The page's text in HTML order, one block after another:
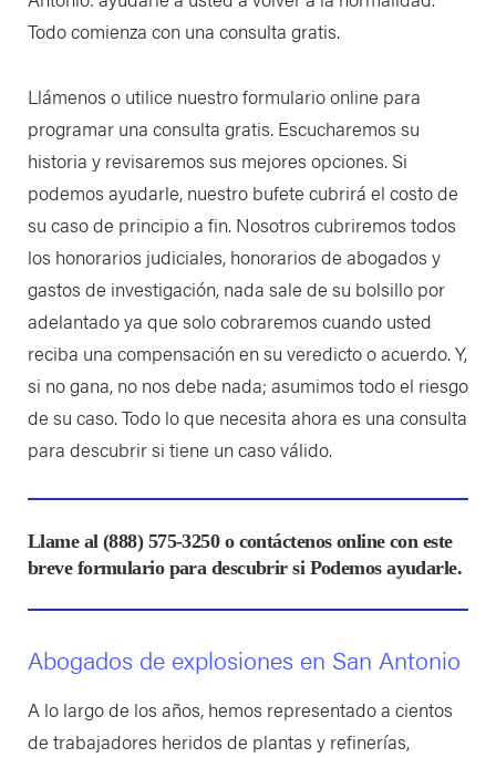
Todo comienza con una consulta gratis.
Llámenos o utilice nuestro formulario online para
programar una consulta gratis. Escucharemos su
historia y revisaremos sus mejores opciones. Si
podemos ayudarle, nuestro bufete cubrirá el costo de
su caso de principio a fin. Nosotros cubriremos todos
los honorarios judiciales, honorarios de abogados y
gastos de investigación, nada sale de su bolsillo por
adelantado ya que solo cobraremos cuando usted
reciba una compensación en su veredicto o acuerdo. Y,
si no gana, no nos debe nada; asumimos todo el riesgo
de su caso. Todo lo que necesita ahora es una consulta
para descubrir si tiene un caso válido.
Llame al (888) 575-3250o contáctenos online con este
breve formulario para descubrir si Podemos ayudarle.
Abogados de explosiones en San Antonio
A lo largo de los años, hemos representado a cientos
de trabajadores heridos de plantas y refinerías,